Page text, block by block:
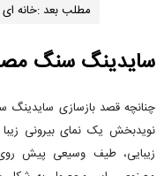
مطلب بعد :خانه
سایدینگ سنگ
چنانچه قصد بازسازی سایدینگ
نویدبخش یک نمای بیرونی
زیبایی، طیف وسیعی پیش